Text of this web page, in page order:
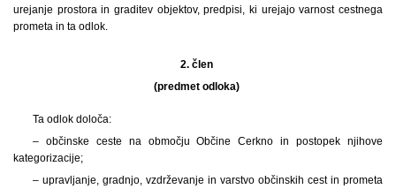
urejanje prostora in graditev objektov, predpisi, ki urejajo varnost cestnega
prometa in ta odlok.
2. člen
(predmet odloka)
Ta odlok določa:
– občinske ceste na območju Občine Cerkno in postopek njihove
kategorizacije;
– upravljanje, gradnjo, vzdrževanje in varstvo občinskih cest in prometa